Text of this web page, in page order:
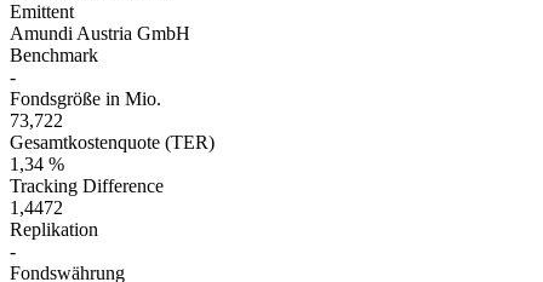
Emittent
Amundi Austria GmbH
Benchmark
-
Fondsgröße in Mio.
73,722
Gesamtkostenquote (TER)
1,34 %
Tracking Difference
1,4472
Replikation
-
Fondswährung